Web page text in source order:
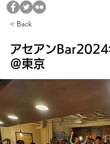
< Back
アセアンBar2024
＠東京